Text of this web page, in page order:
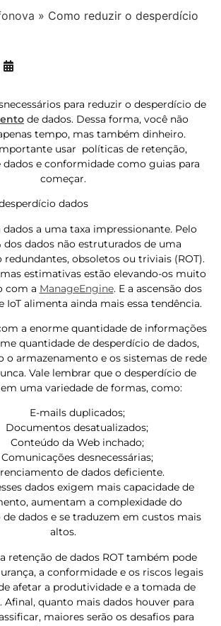
» Como reduzir o desperdício
para reduzir o desperdício de
de dados. Dessa forma, você não
tempo, mas também dinheiro.
usar políticas de retenção,
e conformidade como guias para
começar.
a uma taxa impressionante. Pelo
dos dados não estruturados de uma
redundantes, obsoletos ou triviais (ROT).
estimativas estão elevando-os muito
com a ManageEngine. E a ascensão dos
IoT alimenta ainda mais essa tendência.
a enorme quantidade de informações
quantidade de desperdício de dados,
o armazenamento e os sistemas de rede
Vale lembrar que o desperdício de
uma variedade de formas, como:
E-mails duplicados;
Documentos desatualizados;
Conteúdo da Web inchado;
Comunicações desnecessárias;
de dados deficiente.
dados exigem mais capacidade de
aumentam a complexidade do
dados e se traduzem em custos mais
altos.
retenção de dados ROT também pode
a conformidade e os riscos legais
afetar a produtividade e a tomada de
Afinal, quanto mais dados houver para
maiores serão os desafios para